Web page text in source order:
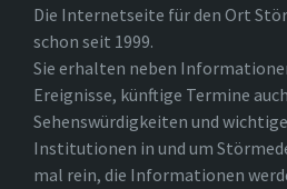
Die Internetseite für den Ort
schon seit 1999.
Sie erhalten neben
Ereignisse, künftige Termine
Sehenswürdigkeiten und
Institutionen in und um
mal rein, die Informationen